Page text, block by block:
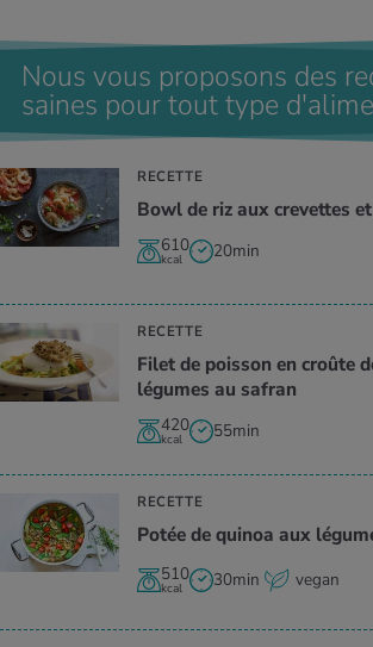
Nous vous proposons des
saines pour tout type
RECETTE
Bowl de riz aux crevettes
610
kcal 20min
RECETTE
Filet de poisson en croûte
légumes au safran
420
kcal 55min
RECETTE
Potée de quinoa aux
510
kcal 30min vegan